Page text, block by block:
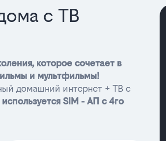
с ТВ
которое сочетает в
и мультфильмы!
домашний интернет + ТВ с
SIM - АП с 4го